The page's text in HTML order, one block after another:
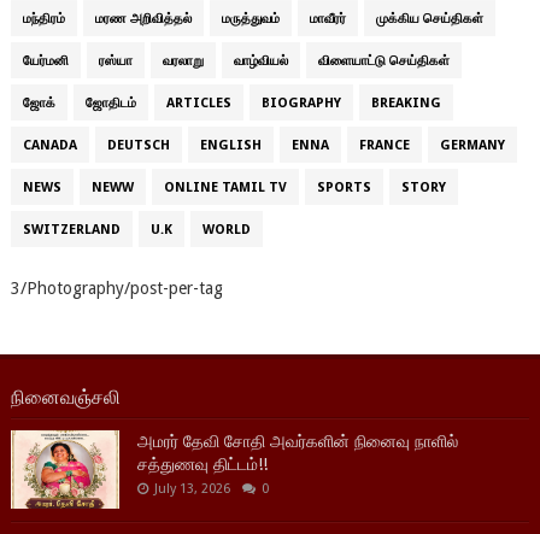
மந்திரம் மரண அறிவித்தல் மருத்துவம் மாவீரர் முக்கிய செய்திகள்
யேர்மனி ரஸ்யா வரலாறு வாழ்வியல் விளையாட்டு செய்திகள்
ஜோக் ஜோதிடம் ARTICLES BIOGRAPHY BREAKING
CANADA DEUTSCH ENGLISH ENNA FRANCE GERMANY
NEWS NEWW ONLINE TAMIL TV SPORTS STORY
SWITZERLAND U.K WORLD
3/Photography/post-per-tag
நினைவஞ்சலி
அமரர் தேவி சோதி அவர்களின் நினைவு நாளில்
சத்துணவு திட்டம்!!
July 13, 2026 0